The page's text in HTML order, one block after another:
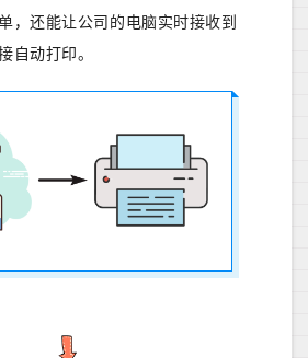
，还能让公司的电脑实时接收到
自动打印。